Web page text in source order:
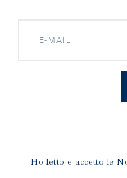
Ho letto e accetto le